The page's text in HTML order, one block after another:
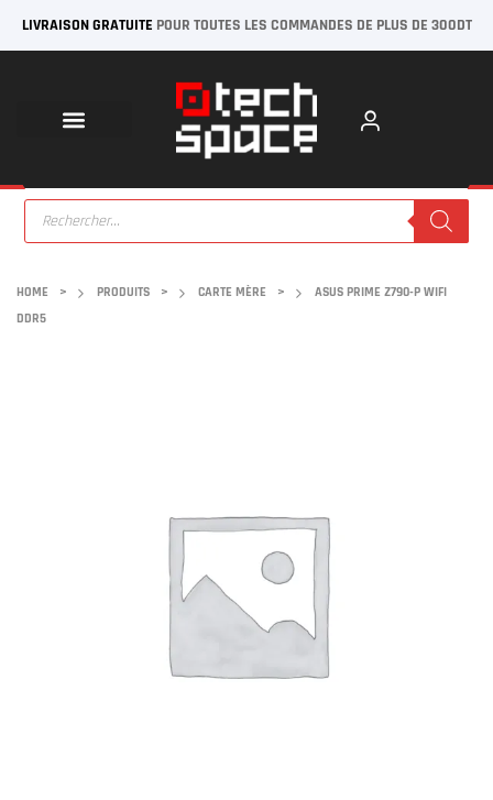
LIVRAISON GRATUITE POUR TOUTES LES COMMANDES DE PLUS DE 300DT
HOME > PRODUITS > CARTE MÈRE >
ASUS PRIME Z790-P WIFI
DDR5